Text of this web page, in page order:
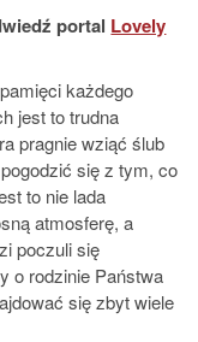
portal Lovely
każdego
jest to trudna
pragnie wziąć ślub
się z tym, co
to nie lada
atmosferę, a
poczuli się
o rodzinie Państwa
się zbyt wiele